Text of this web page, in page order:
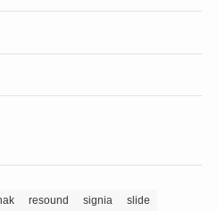
resound signia slide